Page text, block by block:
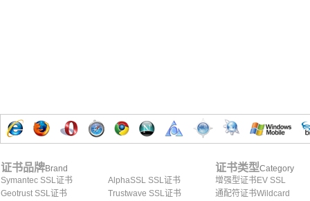
证书品牌Brand
Symantec SSL证书
Geotrust SSL证书
AlphaSSL SSL证书
Trustwave SSL证书
证书类型Category
增强型证书EV SSL
通配符证书Wildcard